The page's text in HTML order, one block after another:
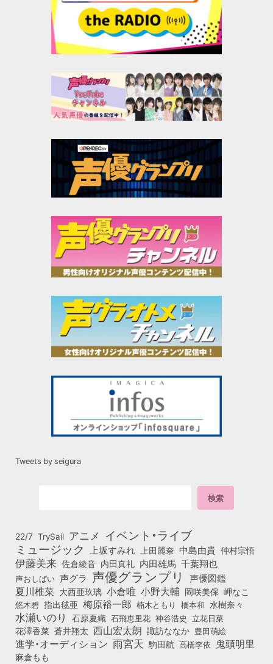
Tweets by seigura
22/7 TrySail アニメ イベント・ライブ
ミュージック 上坂すみれ 上田麗奈 中島由貴 仲村宗悟
伊藤美来 佐倉綾音 内田真礼 内田雄馬 千葉翔也
声おしばい 声グラ 声優グランプリ 声優図鑑
夏川椎菜 大西亜玖璃 小倉唯 小野大輔 岡咲美保 岬なこ
悠木碧 指出毬亜 梅原裕一郎 楠木ともり 橋本和 水樹奈々
水瀬いのり 石原夏織 石飛恵里花 神谷浩史 立花日菜
花澤香菜 蒼井翔太 西山宏太朗 諏訪ななか 豊田萌絵
進学・オーディション 雨宮天 駒田航 高橋李依 鬼頭明里
麻倉もも